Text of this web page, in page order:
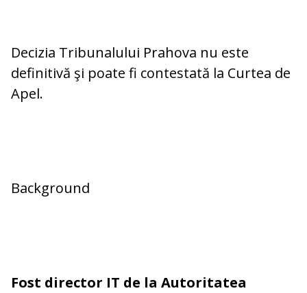
Decizia Tribunalului Prahova nu este
definitivă şi poate fi contestată la Curtea de
Apel.
Background
Fost director IT de la Autoritatea